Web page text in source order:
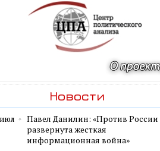
Новости
Павел Данилин: «Против России
развернута жесткая
информационная война»